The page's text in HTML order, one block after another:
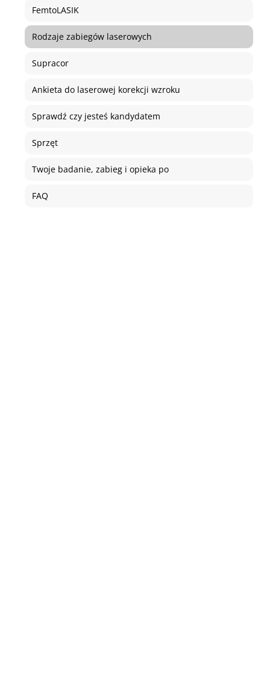
FemtoLASIK
Rodzaje zabiegów laserowych
Supracor
Ankieta do laserowej korekcji wzroku
Sprawdź czy jesteś kandydatem
Sprzęt
Twoje badanie, zabieg i opieka po
FAQ